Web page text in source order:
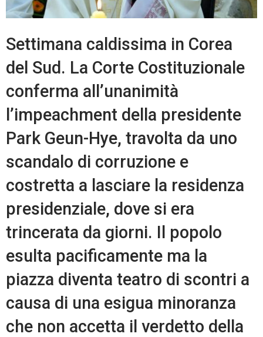
Settimana caldissima in Corea
del Sud. La Corte Costituzionale
conferma all’unanimità
l’impeachment della presidente
Park Geun-Hye, travolta da uno
scandalo di corruzione e
costretta a lasciare la residenza
presidenziale, dove si era
trincerata da giorni. Il popolo
esulta pacificamente ma la
piazza diventa teatro di scontri a
causa di una esigua minoranza
che non accetta il verdetto della